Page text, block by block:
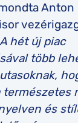
Anton
A hét új piac
több
természetes
és